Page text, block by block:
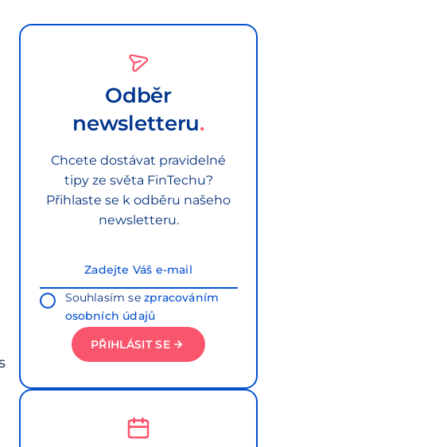
Odběr
newsletteru
Chcete dostávat pravidelné
tipy ze světa FinTechu?
Přihlaste se k odběru našeho
newsletteru.
Souhlasím sezpracováním
osobních údajů
PŘIHLÁSIT SE